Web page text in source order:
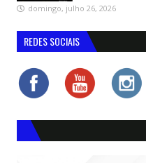
domingo, julho 26, 2026
REDES SOCIAIS